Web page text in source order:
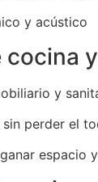
y acústico
cocina
y
perder el
espacio